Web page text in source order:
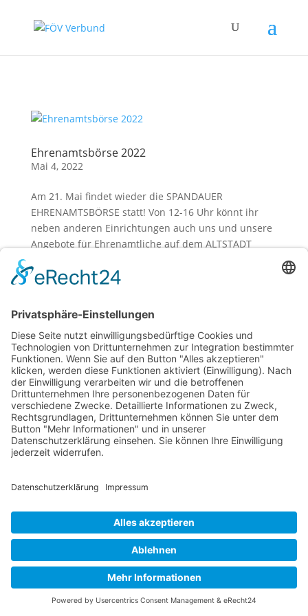
Ehrenamtsbörse 2022
Mai 4, 2022
Am 21. Mai findet wieder die SPANDAUER
EHRENAMTSBÖRSE statt! Von 12-16 Uhr könnt ihr
neben anderen Einrichtungen auch uns und unsere
Angebote für Ehrenamtliche auf dem ALTSTADT
Engagement für eine Sache, die einem am Herzen...
Buy now